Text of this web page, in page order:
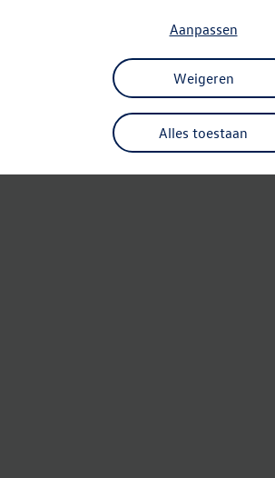
Alles toestaan
Weigeren
Aanpassen
Something went wrong. Please try
refreshing the app
Refresh